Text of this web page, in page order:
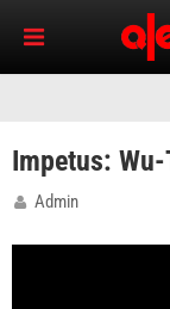
Impetus:
Admin